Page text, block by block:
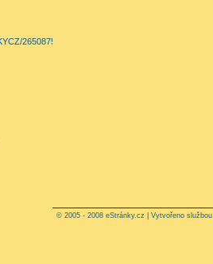
265087506076?
© 2005 - 2008 eStránky.cz | Vytvořeno službou